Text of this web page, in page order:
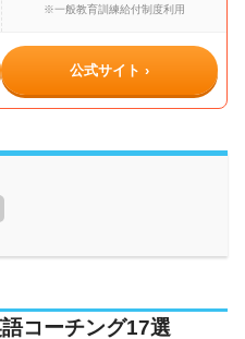
※一般教育訓練給付制度利用
公式サイト ›
コーチング17選